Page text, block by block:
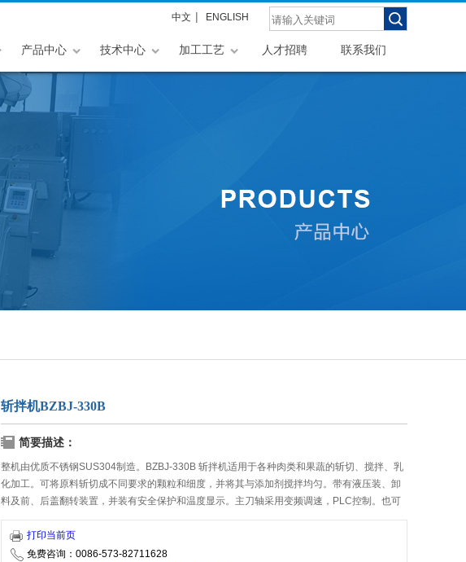
中文 | ENGLISH
联系我们
人才招聘
加工工艺
技术中心
产品中心
斩拌机BZBJ-330B
简要描述：
整机由优质不锈钢SUS304制造。BZBJ-330B 斩拌机适用于各种肉类和果蔬的斩切、搅拌、乳
化加工。可将原料斩切成不同要求的颗粒和细度，并将其与添加剂搅拌均匀。带有液压装、卸
料及前、后盖翻转装置，并装有安全保护和温度显示。主刀轴采用变频调速，PLC控制。也可
根据用户要求改用普通电器控制。
打印当前页
免费咨询：0086-573-82711628